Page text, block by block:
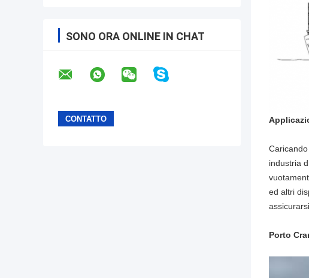
SONO ORA ONLINE IN CHAT
industria
ed altri
Porto